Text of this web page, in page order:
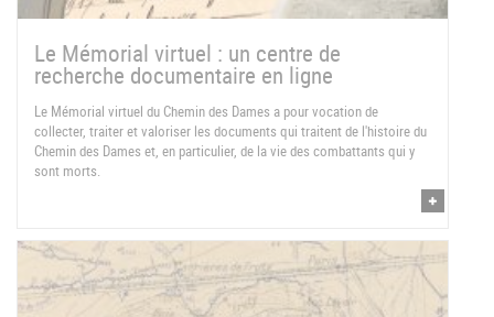
Le Mémorial virtuel : un centre de
recherche documentaire en ligne
Le Mémorial virtuel du Chemin des Dames a pour vocation de
collecter, traiter et valoriser les documents qui traitent de l'histoire du
Chemin des Dames et, en particulier, de la vie des combattants qui y
sont morts.